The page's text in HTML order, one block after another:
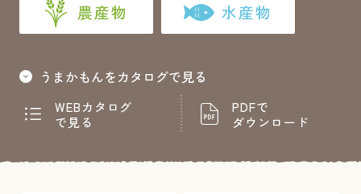
農産物 水産物
うまかもんをカタログで見る
WEBカタログ
で見る
PDFで
ダウンロード